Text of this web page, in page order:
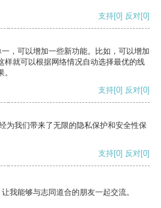
支持[0] 反对[0]
，可以增加一些新功能。比如，可以增加
样就可以根据网络情况自动选择最优的线
支持[0] 反对[0]
为我们带来了无限的隐私保护和安全性保
支持[0] 反对[0]
我能够与志同道合的朋友一起交流。